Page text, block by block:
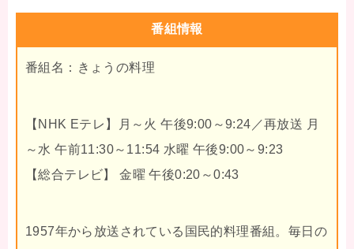
番組情報
番組名：きょうの料理
【NHK Eテレ】月～火 午後9:00～9:24／再放送 月
～水 午前11:30～11:54 水曜 午後9:00～9:23
【総合テレビ】 金曜 午後0:20～0:43
1957年から放送されている国民的料理番組。毎日の